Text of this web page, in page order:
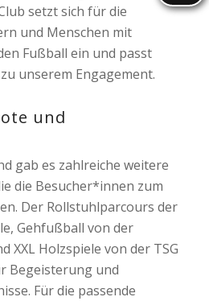
setzt sich für die
und Menschen mit
Fußball ein und passt
unserem Engagement.
und
gab es zahlreiche weitere
die Besucher*innen zum
Der Rollstuhlparcours der
Gehfußball von der
XXL Holzspiele von der TSG
Begeisterung und
Für die passende